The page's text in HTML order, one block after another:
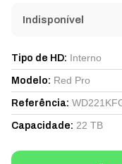
Indisponível
Tipo de HD: Interno
Modelo: Red Pro
Referência:
Capacidade: 22 TB